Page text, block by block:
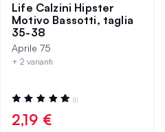
Life Calzini Hipster
Motivo Bassotti, taglia
35-38
Aprile 75
+ 2 varianti
Valutazione:
100%
(1)
2,19 €